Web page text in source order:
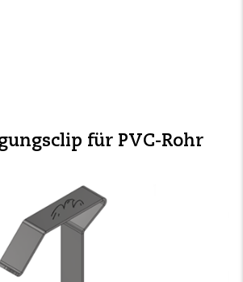
für PVC-Rohr